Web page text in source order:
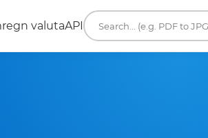
valutaAPI